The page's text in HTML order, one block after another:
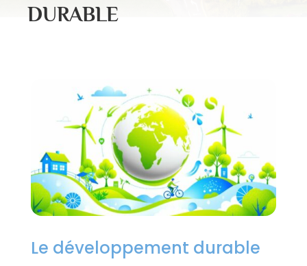
DURABLE
Le développement durable